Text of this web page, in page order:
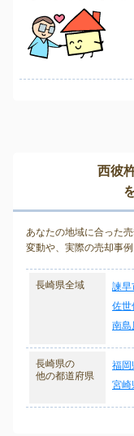
西彼
あなたの地域に合った
変動や、実際の売却事例
長崎県全域 諫早
佐世
南島
長崎県の
他の都道府県
福岡
宮崎